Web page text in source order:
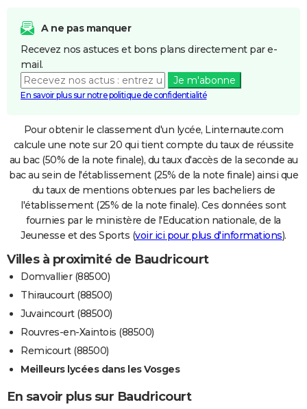
A ne pas manquer
Recevez nos astuces et bons plans directement par e-
mail.
Je m'abonne
En savoir plus sur notre politique de confidentialité
Pour obtenir le classement d'un lycée, Linternaute.com
calcule une note sur 20 qui tient compte du taux de réussite
au bac (50% de la note finale), du taux d'accès de la seconde au
bac au sein de l'établissement (25% de la note finale) ainsi que
du taux de mentions obtenues par les bacheliers de
l'établissement (25% de la note finale). Ces données sont
fournies par le ministère de l'Education nationale, de la
Jeunesse et des Sports (voir ici pour plus d'informations).
Villes à proximité de Baudricourt
Domvallier (88500)
Thiraucourt (88500)
Juvaincourt (88500)
Rouvres-en-Xaintois (88500)
Remicourt (88500)
Meilleurs lycées dans les Vosges
En savoir plus sur Baudricourt